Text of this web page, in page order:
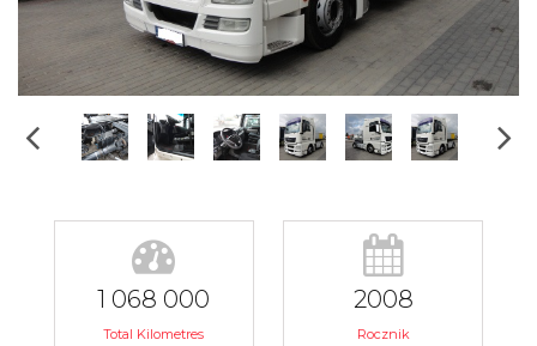
1 068 000
Total Kilometres
2008
Rocznik